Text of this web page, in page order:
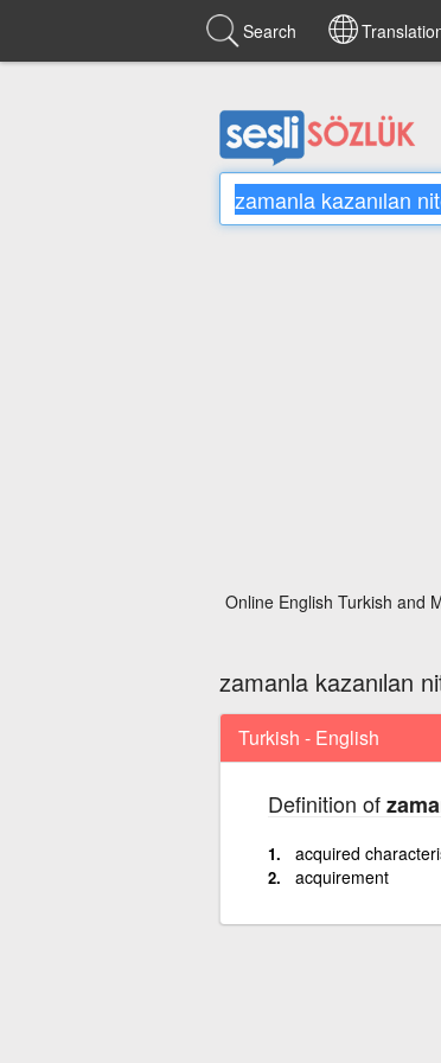
Search
Online English Turkish and
zamanla kazanılan
Turkish - English
Definition of
acquired
acquirement